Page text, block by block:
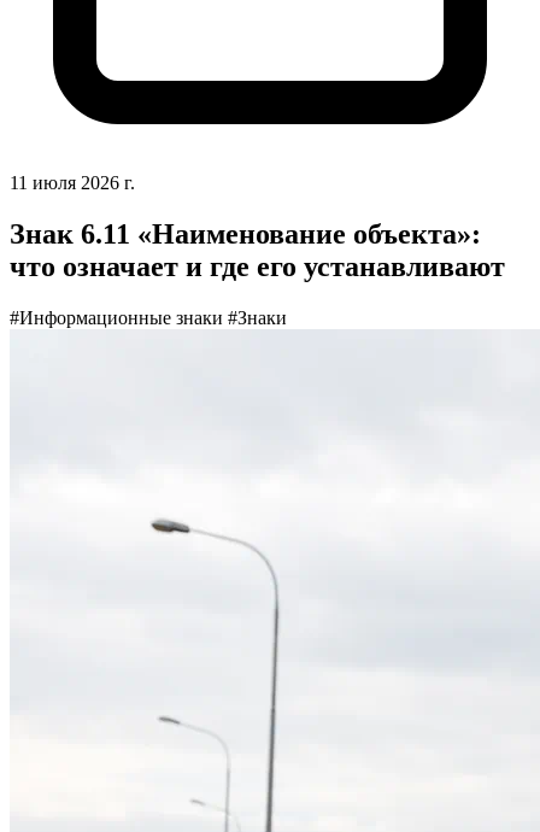
11 июля 2026 г.
Знак 6.11 «Наименование объекта»:
что означает и где его устанавливают
#Информационные знаки #Знаки